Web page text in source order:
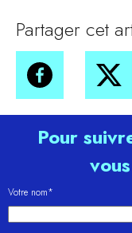
Partager cet
Pour
Votre nom*